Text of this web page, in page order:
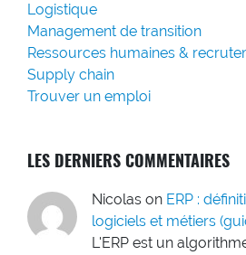
Logistique
Management de transition
Ressources humaines &
Supply chain
Trouver un emploi
LES DERNIERS COMMENTAIRES
Nicolas on ERP :
logiciels et métiers
L'ERP est un